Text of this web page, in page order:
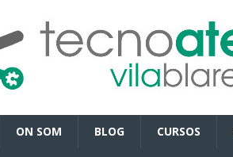
ON SOM BLOG CURSOS